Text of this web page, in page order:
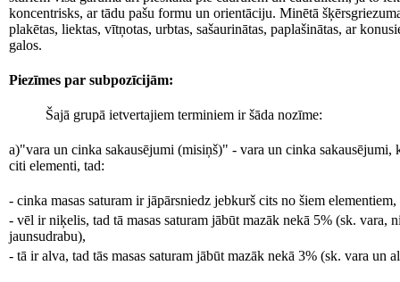
koncentrisks, ar tādu pašu formu un orientāciju. Minētā
plakētas, liektas, vītņotas, urbtas, sašaurinātas, paplašinātas, ar
galos.
Piezīmes par subpozīcijām:
Šajā grupā ietvertajiem terminiem ir šāda nozīme:
a)"vara un cinka sakausējumi (misiņš)" - vara un cinka sakausējumi,
citi elementi, tad:
- cinka masas saturam ir jāpārsniedz jebkurš cits no šiem
- vēl ir niķelis, tad tā masas saturam jābūt mazāk nekā 5% (sk. vara,
jaunsudrabu),
- tā ir alva, tad tās masas saturam jābūt mazāk nekā 3% (sk. vara un